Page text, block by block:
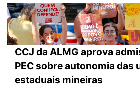
CCJ da ALMG aprova
PEC sobre autonomia das
estaduais mineiras